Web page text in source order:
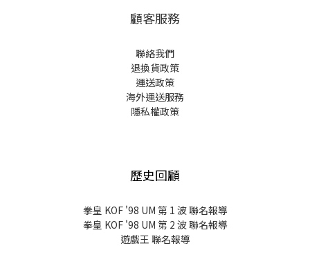
顧客服務
聯絡我們
退換貨政策
運送政策
海外運送服務
隱私權政策
歷史回顧
拳皇 KOF '98 UM 第 1 波 聯名報導
拳皇 KOF '98 UM 第 2 波 聯名報導
遊戲王 聯名報導